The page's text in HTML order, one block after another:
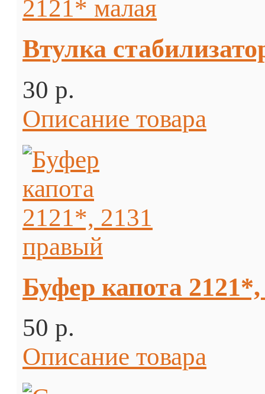
Втулка
30 p.
Описание товара
Буфер капота
50 p.
Описание товара